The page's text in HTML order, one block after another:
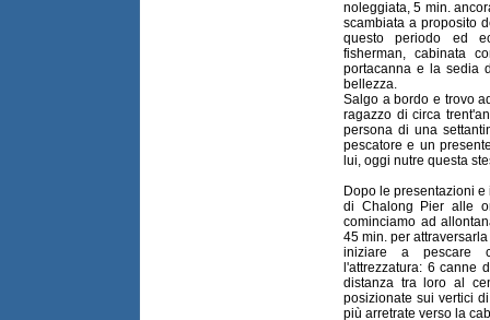
noleggiata, 5 min.
scambiata a proposito
questo periodo ed
fisherman, cabinata
portacanna e la sedia
bellezza.
Salgo a bordo e trovo
ragazzo di circa
persona di una
pescatore e un
lui, oggi nutre questa
Dopo le presentazioni
di Chalong Pier alle
cominciamo ad
45 min. per
iniziare a pescare
l'attrezzatura: 6 canne
distanza tra loro al
posizionate sui vertici
più arretrate verso la